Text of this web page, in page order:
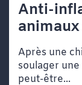
Anti-
Après une
soulager
peut-être...